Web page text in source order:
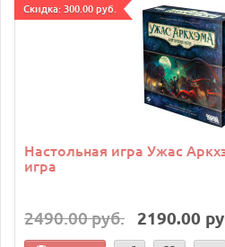
Cкидка: 300.00 руб.
Настольная игра Ужас
игра
2490.00 руб. 2190.00